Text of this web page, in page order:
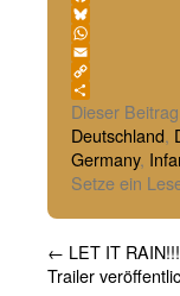
Facebook
Bluesky
WhatsApp
Email
Copy
Link
Teilen
Dieser
Deutschland,
Germany,
Setze ein
← LET IT
Trailer